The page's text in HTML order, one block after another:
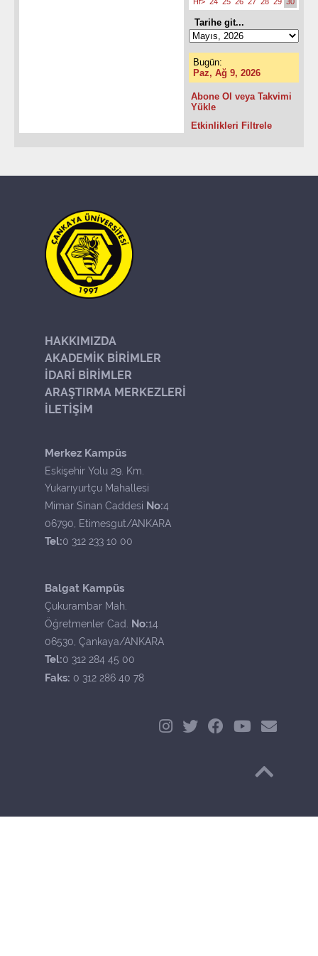
Tarihe git...
Bugün:
Paz, Ağ 9, 2026
Abone Ol veya Takvimi
Yükle
Etkinlikleri Filtrele
HAKKIMIZDA
AKADEMİK BİRİMLER
İDARİ BİRİMLER
ARAŞTIRMA MERKEZLERİ
İLETİŞİM
Merkez Kampüs
Eskişehir Yolu 29. Km.
Yukarıyurtçu Mahallesi
Mimar Sinan Caddesi No:4
06790, Etimesgut/ANKARA
Tel:0 312 233 10 00
Balgat Kampüs
Çukurambar Mah.
Öğretmenler Cad. No:14
06530, Çankaya/ANKARA
Tel:0 312 284 45 00
Faks: 0 312 286 40 78